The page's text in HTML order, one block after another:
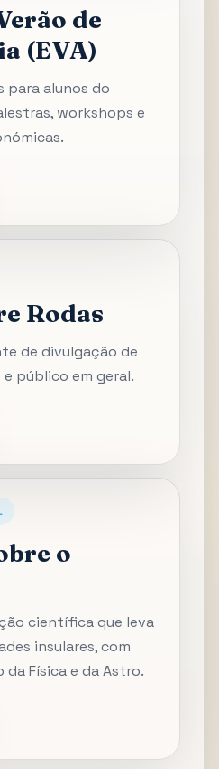
de
(EVA)
para alunos do
workshops e
Rodas
de divulgação de
e público em geral.
o
científica que leva
insulares, com
Física e da Astro.